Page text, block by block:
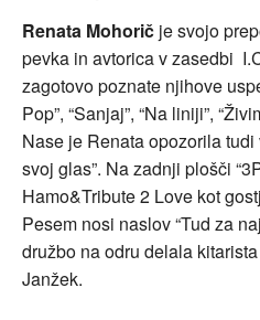
Renata Mohorič je svojo
pevka in avtorica v zasedbi
zagotovo poznate njihove
Pop”, “Sanjaj”, “Na liniji”,
Nase je Renata opozorila
svoj glas”. Na zadnji plošči
Hamo&Tribute 2 Love kot
Pesem nosi naslov “Tud za
družbo na odru delala
Janžek.